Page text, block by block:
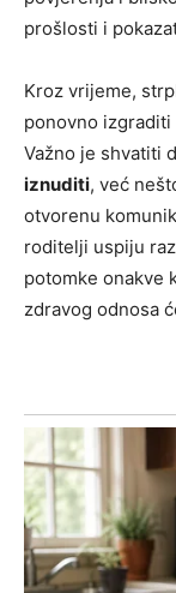
prošlosti i
Kroz vrijeme,
ponovno
Važno je shvatiti
iznuditi, već
otvorenu
roditelji uspiju
potomke onakve
zdravog odnosa